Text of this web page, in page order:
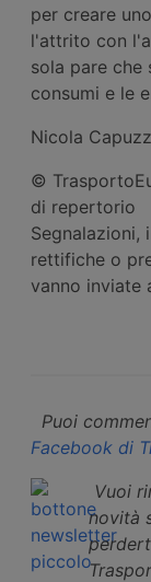
per creare
l'attrito con
sola pare che
consumi e le
Nicola
©
di repertorio
Segnalazioni,
rettifiche o
vanno inviate
Puoi
Facebook di
Vuoi
novità